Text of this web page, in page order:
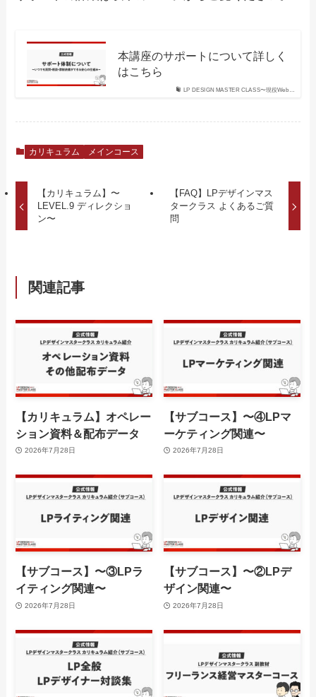
LP DESIGN MASTER CLASS〜現役Web…
本講座のサポートについて詳しく
はこちら
カリキュラム メインコース
【カリキュラム】〜
LEVEL.9 ディレクショ
ン〜
【FAQ】LPデザインマス
タークラス よくあるご質
問
関連記事
【カリキュラム】オペレー
ション資料＆配布データ
2026年7月28日
【サブコース】〜④LPマ
ーケティング関連〜
2026年7月28日
【サブコース】〜③LPラ
イティング関連〜
2026年7月28日
【サブコース】〜②LPデ
ザイン関連〜
2026年7月28日